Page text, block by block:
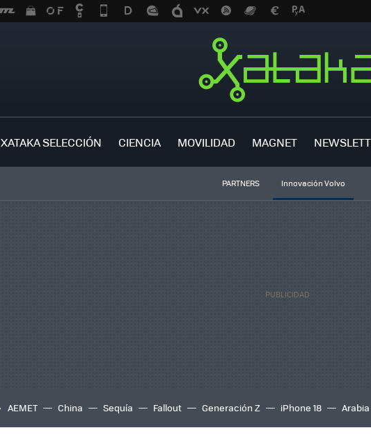
XATAKA SELECCIÓN CIENCIA MOVILIDAD MAGNET
PARTNERS Innovación Volvo
AEMET China Sequía Fallout Generación Z iPhone 18